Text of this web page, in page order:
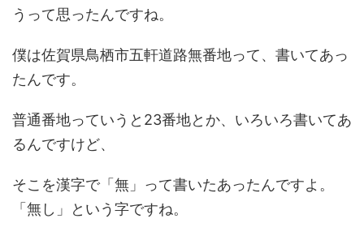
うって思ったんですね。
僕は佐賀県鳥栖市五軒道路無番地って、書いてあっ
たんです。
普通番地っていうと23番地とか、いろいろ書いてあ
るんですけど、
そこを漢字で「無」って書いたあったんですよ。
「無し」という字ですね。